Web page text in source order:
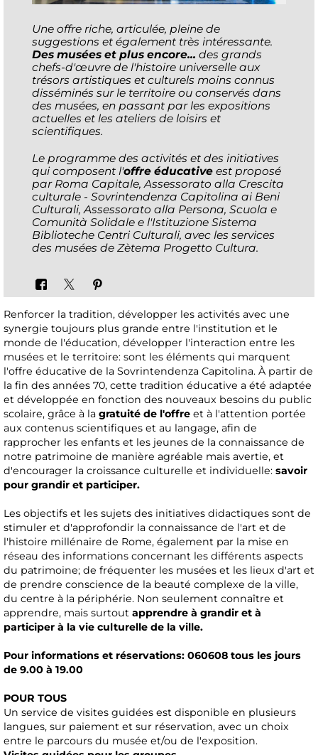
Une offre riche, articulée, pleine de
suggestions et également très intéressante.
Des musées et plus encore... des grands
chefs-d'œuvre de l'histoire universelle aux
trésors artistiques et culturels moins connus
disséminés sur le territoire ou conservés dans
des musées, en passant par les expositions
actuelles et les ateliers de loisirs et
scientifiques.
Le programme des activités et des initiatives
qui composent l'offre éducative est proposé
par Roma Capitale, Assessorato alla Crescita
culturale - Sovrintendenza Capitolina ai Beni
Culturali, Assessorato alla Persona, Scuola e
Comunità Solidale e l'Istituzione Sistema
Biblioteche Centri Culturali, avec les services
des musées de Zètema Progetto Cultura.
Renforcer la tradition, développer les activités avec une
synergie toujours plus grande entre l'institution et le
monde de l'éducation, développer l'interaction entre les
musées et le territoire: sont les éléments qui marquent
l'offre éducative de la Sovrintendenza Capitolina. À partir de
la fin des années 70, cette tradition éducative a été adaptée
et développée en fonction des nouveaux besoins du public
scolaire, grâce à la gratuité de l'offre et à l'attention portée
aux contenus scientifiques et au langage, afin de
rapprocher les enfants et les jeunes de la connaissance de
notre patrimoine de manière agréable mais avertie, et
d'encourager la croissance culturelle et individuelle: savoir
pour grandir et participer.
Les objectifs et les sujets des initiatives didactiques sont de
stimuler et d'approfondir la connaissance de l'art et de
l'histoire millénaire de Rome, également par la mise en
réseau des informations concernant les différents aspects
du patrimoine; de fréquenter les musées et les lieux d'art et
de prendre conscience de la beauté complexe de la ville,
du centre à la périphérie. Non seulement connaître et
apprendre, mais surtout apprendre à grandir et à
participer à la vie culturelle de la ville.
Pour informations et réservations: 060608 tous les jours
de 9.00 à 19.00
POUR TOUS
Un service de visites guidées est disponible en plusieurs
langues, sur paiement et sur réservation, avec un choix
entre le parcours du musée et/ou de l'exposition.